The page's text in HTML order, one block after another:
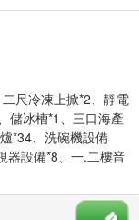
尺冷凍上掀*2、靜電
儲冰槽*1、三口海產
*34、洗碗機設備
器設備*8、一.二樓音